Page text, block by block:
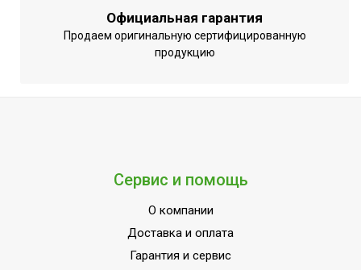
15,88
УЗБЕКИСТАН
Официальная гарантия
Продаем оригинальную сертифицированную
продукцию
Сервис и помощь
О компании
Доставка и оплата
Гарантия и сервис